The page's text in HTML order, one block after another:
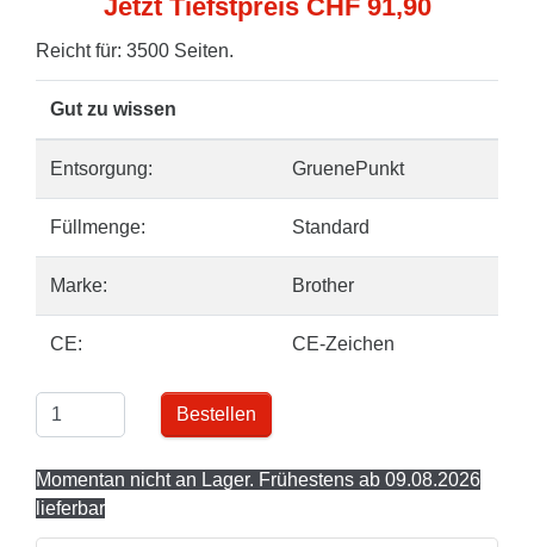
Jetzt Tiefstpreis CHF 91,90
Reicht für: 3500 Seiten.
Gut zu wissen
Entsorgung: GruenePunkt
Füllmenge: Standard
Marke: Brother
CE: CE-Zeichen
Bestellen
Momentan nicht an Lager. Frühestens ab 09.08.2026
lieferbar